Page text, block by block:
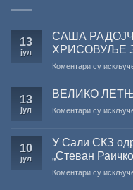
13
јул
САША
ХРИСОВУЉЕ
Коментари су
13
јул
ВЕЛИКО
Коментари су
10
јул
У Сали СКЗ
„Стеван
Коментари су